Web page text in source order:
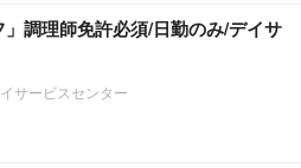
」調理師免許必須/日勤のみ/デイサ
サービスセンター